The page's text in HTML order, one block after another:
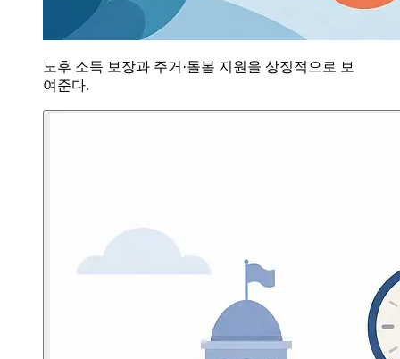
노후 소득 보장과 주거·돌봄 지원을 상징적으로 보
여준다.